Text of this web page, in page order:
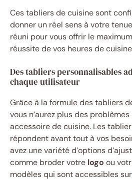
Ces tabliers de cuisine sont
donner un réel sens à votre
réuni pour vous offrir le
réussite de vos heures de
Des tabliers personnalisables
chaque utilisateur
Grâce à la formule des tabliers
vous n’aurez plus des
accessoire de cuisine. Les
répondent avant tout à vos
avez une variété d’options
comme broder votre logo ou
modèles qui sont accessibles